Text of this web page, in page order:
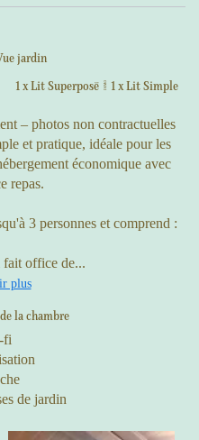
jardin
1 x Lit Superposé | 1 x Lit Simple
– photos non contractuelles
et pratique, idéale pour les
économique avec
repas.
3 personnes et comprend :
office de...
plus
la chambre
fi
de jardin